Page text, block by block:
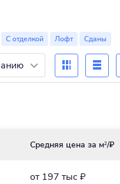
С отделкой Лофт Сданы
Средняя цена за м2/₽
от 197 тыс ₽